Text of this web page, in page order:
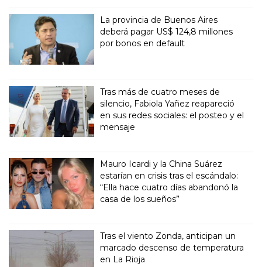
La provincia de Buenos Aires
deberá pagar US$ 124,8 millones
por bonos en default
Tras más de cuatro meses de
silencio, Fabiola Yañez reapareció
en sus redes sociales: el posteo y el
mensaje
Mauro Icardi y la China Suárez
estarían en crisis tras el escándalo:
“Ella hace cuatro días abandonó la
casa de los sueños”
Tras el viento Zonda, anticipan un
marcado descenso de temperatura
en La Rioja